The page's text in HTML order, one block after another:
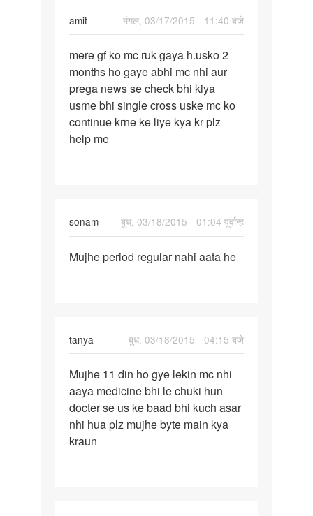
amit
मंगल, 03/17/2015 - 11:40 बजे
mere
gf
ko
mc
ruk
gaya
mere gf ko mc ruk gaya h.usko 2
months ho gaye abhi mc nhi aur
prega news se check bhi kiya
usme bhi single cross uske mc ko
continue krne ke liye kya kr plz
help me
sonam
बुध, 03/18/2015 - 01:04 पूर्वान्ह
Mujhe
Mujhe period regular nahi aata he
tanya
बुध, 03/18/2015 - 04:15 बजे
Mujhe
11
din
ho
gye
Mujhe 11 din ho gye lekin mc nhi
aaya medicine bhi le chuki hun
docter se us ke baad bhi kuch asar
nhi hua plz mujhe byte main kya
kraun